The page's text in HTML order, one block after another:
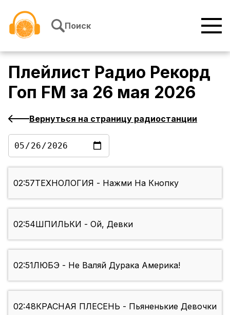
Поиск
Плейлист Радио Рекорд
Гоп FM за 26 мая 2026
Вернуться на страницу радиостанции
02:57ТЕХНОЛОГИЯ - Нажми На Кнопку
02:54ШПИЛЬКИ - Ой, Девки
02:51ЛЮБЭ - Не Валяй Дурака Америка!
02:48КРАСНАЯ ПЛЕСЕНЬ - Пьяненькие Девочки